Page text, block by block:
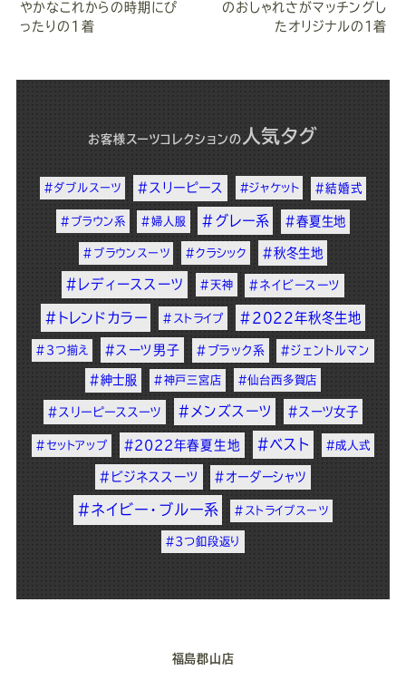
やかなこれからの時期にぴ
ったりの1着
のおしゃれさがマッチングし
たオリジナルの１着
お客様スーツコレクションの 人気タグ
#ダブルスーツ #スリーピース #ジャケット #結婚式
#ブラウン系 #婦人服 #グレー系 #春夏生地
#ブラウンスーツ #クラシック #秋冬生地
#レディーススーツ #天神 #ネイビースーツ
#トレンドカラー #ストライプ #2022年秋冬生地
#3つ揃え #スーツ男子 #ブラック系 #ジェントルマン
#紳士服 #神戸三宮店 #仙台西多賀店
#スリーピーススーツ #メンズスーツ #スーツ女子
#セットアップ #2022年春夏生地 #ベスト #成人式
#ビジネススーツ #オーダーシャツ
#ネイビー・ブルー系 #ストライプスーツ
#3つ釦段返り
福島郡山店